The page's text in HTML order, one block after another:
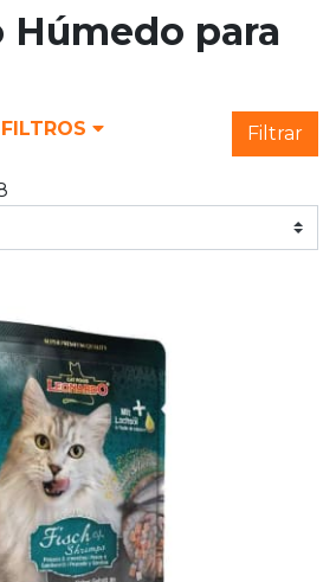
para
FILTROS Filtrar